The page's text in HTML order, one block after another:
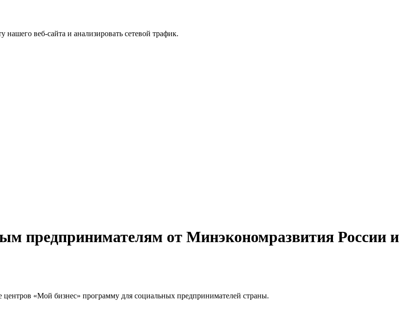
веб-сайта и анализировать сетевой трафик.
предпринимателям от Минэкономразвития России и
«Мой бизнес» программу для социальных предпринимателей страны.